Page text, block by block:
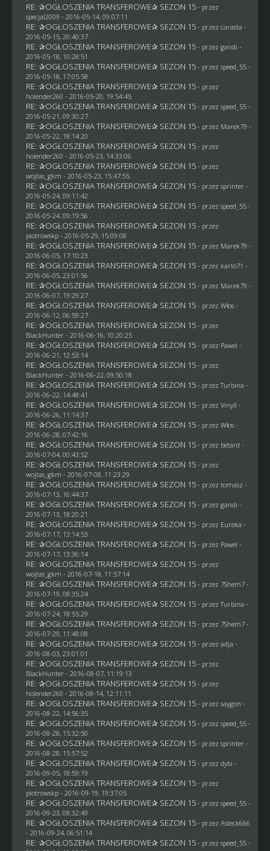
RE: ✰OGŁOSZENIA TRANSFEROWE✰ SEZON 15 - przez
specjal2009 - 2016-05-14, 09:07:11
RE: ✰OGŁOSZENIA TRANSFEROWE✰ SEZON 15 - przez carasta -
2016-05-15, 20:40:37
RE: ✰OGŁOSZENIA TRANSFEROWE✰ SEZON 15 - przez gandi -
2016-05-18, 10:28:51
RE: ✰OGŁOSZENIA TRANSFEROWE✰ SEZON 15 - przez speed_55 -
2016-05-18, 17:05:58
RE: ✰OGŁOSZENIA TRANSFEROWE✰ SEZON 15 - przez
holender260 - 2016-05-20, 19:54:45
RE: ✰OGŁOSZENIA TRANSFEROWE✰ SEZON 15 - przez speed_55 -
2016-05-21, 09:30:27
RE: ✰OGŁOSZENIA TRANSFEROWE✰ SEZON 15 - przez Marek79 -
2016-05-22, 18:14:20
RE: ✰OGŁOSZENIA TRANSFEROWE✰ SEZON 15 - przez
holender260 - 2016-05-23, 14:33:06
RE: ✰OGŁOSZENIA TRANSFEROWE✰ SEZON 15 - przez
wojtas_gkm - 2016-05-23, 15:47:55
RE: ✰OGŁOSZENIA TRANSFEROWE✰ SEZON 15 - przez sprinter -
2016-05-24, 09:11:42
RE: ✰OGŁOSZENIA TRANSFEROWE✰ SEZON 15 - przez speed_55 -
2016-05-24, 09:19:56
RE: ✰OGŁOSZENIA TRANSFEROWE✰ SEZON 15 - przez
piotrowskp- 2016-05-29, 15:09:08
RE: ✰OGŁOSZENIA TRANSFEROWE✰ SEZON 15 - przez Marek79 -
2016-06-05, 17:10:23
RE: ✰OGŁOSZENIA TRANSFEROWE✰ SEZON 15 - przez karlo71 -
2016-06-05, 23:01:56
RE: ✰OGŁOSZENIA TRANSFEROWE✰ SEZON 15 - przez Marek79 -
2016-06-07, 19:29:27
RE: ✰OGŁOSZENIA TRANSFEROWE✰ SEZON 15 - przez Włos-
2016-06-12, 06:59:27
RE: ✰OGŁOSZENIA TRANSFEROWE✰ SEZON 15 - przez
BlackHunter- 2016-06-16, 10:20:25
RE: ✰OGŁOSZENIA TRANSFEROWE✰ SEZON 15 - przez Pawel -
2016-06-21, 12:53:14
RE: ✰OGŁOSZENIA TRANSFEROWE✰ SEZON 15 - przez
BlackHunter- 2016-06-22, 09:50:18
RE: ✰OGŁOSZENIA TRANSFEROWE✰ SEZON 15 - przez Turbina -
2016-06-22, 14:48:41
RE: ✰OGŁOSZENIA TRANSFEROWE✰ SEZON 15 - przez Vinyll -
2016-06-26, 11:14:37
RE: ✰OGŁOSZENIA TRANSFEROWE✰ SEZON 15 - przez Włos-
2016-06-28, 07:42:16
RE: ✰OGŁOSZENIA TRANSFEROWE✰ SEZON 15 - przez betard -
2016-07-04, 00:43:52
RE: ✰OGŁOSZENIA TRANSFEROWE✰ SEZON 15 - przez
wojtas_gkm - 2016-07-08, 11:23:29
RE: ✰OGŁOSZENIA TRANSFEROWE✰ SEZON 15 - przez tomasz -
2016-07-13, 16:44:37
RE: ✰OGŁOSZENIA TRANSFEROWE✰ SEZON 15 - przez gandi -
2016-07-13, 18:20:21
RE: ✰OGŁOSZENIA TRANSFEROWE✰ SEZON 15 - przez Eureka -
2016-07-17, 13:14:53
RE: ✰OGŁOSZENIA TRANSFEROWE✰ SEZON 15 - przez Pawel -
2016-07-17, 13:36:14
RE: ✰OGŁOSZENIA TRANSFEROWE✰ SEZON 15 - przez
wojtas_gkm - 2016-07-18, 11:57:14
RE: ✰OGŁOSZENIA TRANSFEROWE✰ SEZON 15 - przez 7Shem7-
2016-07-19, 08:35:24
RE: ✰OGŁOSZENIA TRANSFEROWE✰ SEZON 15 - przez Turbina -
2016-07-24, 18:55:29
RE: ✰OGŁOSZENIA TRANSFEROWE✰ SEZON 15 - przez 7Shem7-
2016-07-29, 11:48:08
RE: ✰OGŁOSZENIA TRANSFEROWE✰ SEZON 15 - przez adja -
2016-08-03, 23:01:01
RE: ✰OGŁOSZENIA TRANSFEROWE✰ SEZON 15 - przez
BlackHunter- 2016-08-07, 11:19:13
RE: ✰OGŁOSZENIA TRANSFEROWE✰ SEZON 15 - przez
holender260 - 2016-08-14, 12:11:11
RE: ✰OGŁOSZENIA TRANSFEROWE✰ SEZON 15 - przez saygon -
2016-08-22, 14:56:35
RE: ✰OGŁOSZENIA TRANSFEROWE✰ SEZON 15 - przez speed_55 -
2016-08-28, 15:32:50
RE: ✰OGŁOSZENIA TRANSFEROWE✰ SEZON 15 - przez sprinter -
2016-08-28, 15:57:52
RE: ✰OGŁOSZENIA TRANSFEROWE✰ SEZON 15 - przez dybi -
2016-09-05, 18:59:19
RE: ✰OGŁOSZENIA TRANSFEROWE✰ SEZON 15 - przez
piotrowskp- 2016-09-19, 19:37:05
RE: ✰OGŁOSZENIA TRANSFEROWE✰ SEZON 15 - przez speed_55 -
2016-09-23, 08:32:49
RE: ✰OGŁOSZENIA TRANSFEROWE✰ SEZON 15 - przez Asteck666
- 2016-09-24, 06:51:14
RE: ✰OGŁOSZENIA TRANSFEROWE✰ SEZON 15 - przez speed_55 -